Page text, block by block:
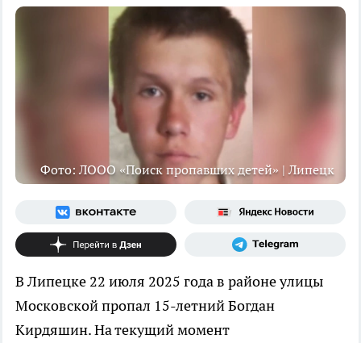
Фото: ЛООО «Поиск пропавших детей» | Липецк
В Липецке 22 июля 2025 года в районе улицы
Московской пропал 15-летний Богдан
Кирдяшин. На текущий момент